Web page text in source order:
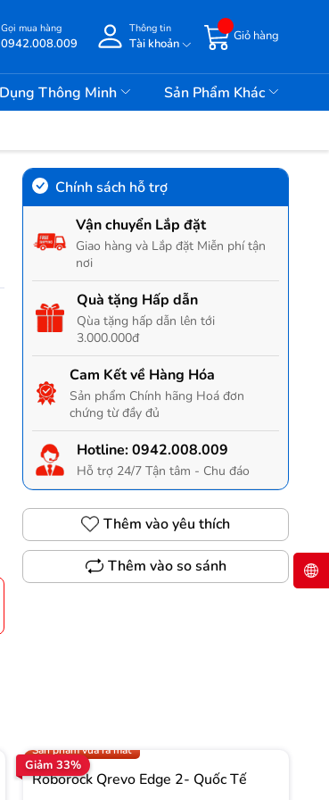
Gọi mua hàng
0942.008.009
Thông tin
Tài khoản
Giỏ hàng
Thông Minh Sản Phẩm Khác
Chính sách hỗ trợ
Vận chuyển Lắp đặt
Giao hàng và Lắp đặt Miễn phí tận
nơi
Quà tặng Hấp dẫn
Qùa tặng hấp dẫn lên tới
3.000.000đ
Cam Kết về Hàng Hóa
Sản phẩm Chính hãng Hoá đơn
chứng từ đầy đủ
Hotline:0942.008.009
Hỗ trợ 24/7 Tận tâm - Chu đáo
Thêm vào yêu thích
Thêm vào so sánh
Giảm 33%
Sản phẩm vừa ra mắt
Roborock Qrevo Edge 2- Quốc Tế